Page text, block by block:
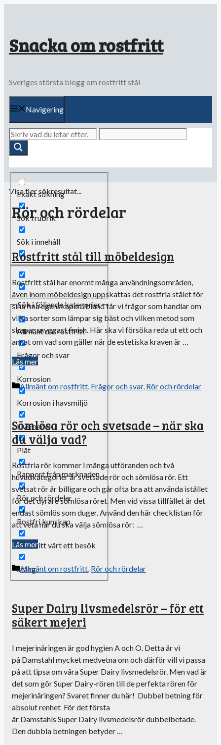
Snacka om rostfritt
Sveriges största blogg om rostfritt stål
Navigering
Visa fler sökresultat...
Exakt sökning
Sök i rubrik
Sök i innehåll
Sök i följande kategorier
Allmänt om rostfritt
Frågor och svar
Korrosion
Korrosion i havsmiljö
Livsmedel
Plåt
Rapport från marknaden
Rör och rördelar
Rostfri kunskap
Rostfritt värt ett besök
Stång
Rör och rördelar
Rostfritt stål till möbeldesign
Rostfritt stål har enormt många användningsområden,
även inom möbeldesign uppskattas det rostfria stålet för
sina fina egenskaper. Ibland får vi frågor som handlar om
vilka sorter som lämpar sig bäst och vilken metod som
skapar snyggast finish. Här ska vi försöka reda ut ett och
annat om vad som gäller när de estetiska kraven är …
Läs mer
Kategorier
Allmänt om rostfritt Frågor och svar, Rör och rördelar
Sömlösa rör och svetsade – när ska
du välja vad?
Rostfria rör kommer i många utföranden och två
huvudkategorier är svetsade rör och sömlösa rör. Ett
svetsat rör är billigare och går ofta bra att använda istället
för det dyrare sömlösa röret. Men vid vissa tillfället är det
endast sömlös som duger. Använd den här checklistan för
att veta när du ska välja sömlösa rör: …
Läs mer
Kategorier
Allmänt om rostfritt, Rör och rördelar
Super Dairy livsmedelsrör – för ett
säkert mejeri
I mejerinäringen är god hygien A och O. Detta är vi
på Damstahl mycket medvetna om och därför vill vi passa
på att tipsa om våra Super Dairy livsmedelsrör. Men vad är
det som gör Super Dairy-rören till de perfekta rören för
mejerinäringen? Svaret finner du här! Dubbel betning för
absolut renhet För det första
är Damstahls Super Dairy livsmedelsrör dubbelbetade.
Den dubbla betningen betyder …